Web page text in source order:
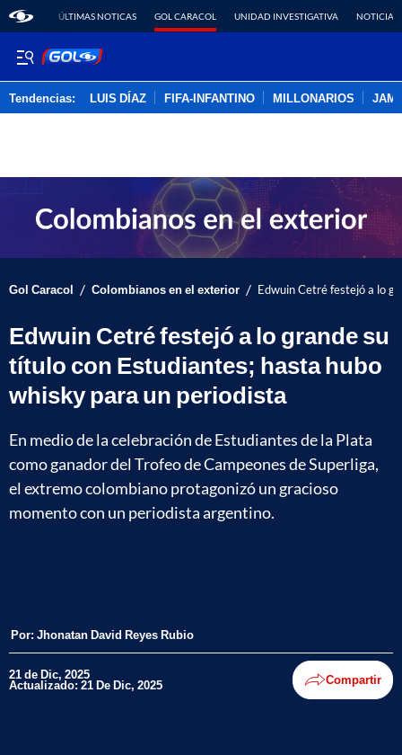
ÚLTIMAS NOTICAS GOL CARACOL UNIDAD INVESTIGATIVA NOTICIAS
Tendencias: LUIS DÍAZ FIFA-INFANTINO MILLONARIOS
Gol Caracol / Colombianos en el exterior / Edwuin Cetré festejó a lo
Edwuin Cetré festejó a lo grande su
título con Estudiantes; hasta hubo
whisky para un periodista
En medio de la celebración de Estudiantes de la Plata
como ganador del Trofeo de Campeones de Superliga,
el extremo colombiano protagonizó un gracioso
momento con un periodista argentino.
Por: Jhonatan David Reyes Rubio
21 de Dic, 2025
Actualizado: 21 De Dic, 2025 Compartir